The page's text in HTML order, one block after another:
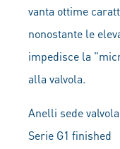
vanta ottime
nonostante le
impedisce la
alla valvola.
Anelli sede
Serie G1 finished